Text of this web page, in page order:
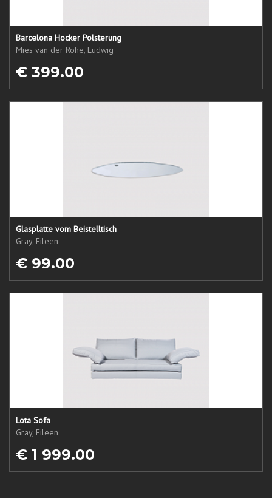
Barcelona Hocker Polsterung
Mies van der Rohe, Ludwig
€ 399.00
Glasplatte vom Beistelltisch
Gray, Eileen
€ 99.00
Lota Sofa
Gray, Eileen
€ 1 999.00